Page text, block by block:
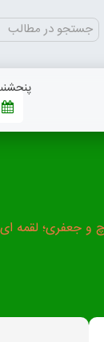
جستجو
برای:
پنجشنبه ۱۴۰۵/